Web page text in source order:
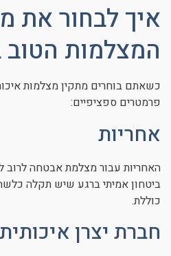
איך לבחור את
המצלמות הטוב
כשאתם בוחרים מתקין מצלמות
פרמטרים ספציפיים:
אחריות
האחריות עבור מצלמת אבטחה לרוב
ביטחון אמיתי ברגע שיש תקלה
כוללת.
חברת יצרן איכותית